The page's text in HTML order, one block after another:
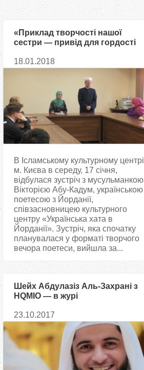
​​«Приклад творчості нашої
сестри — привід для гордості
Тарик Сархан про Вікторію Абу-
18.01.2018
В Ісламському культурному центрі
м. Києва в середу, 17 січня,
відбулася зустріч з мусульманкою
Вікторією Абу-Кадум, українською
поетесою з Йорданії,
співзасновницею культурного
центру «Українська хата в
Йорданії». Зустріч, яка спочатку
планувалася у форматі творчого
вечора поетеси, вийшла за...
Шейх Абдулазіз Аль-Захрані з
HQMIO — в журі
читців Корану
23.10.2017